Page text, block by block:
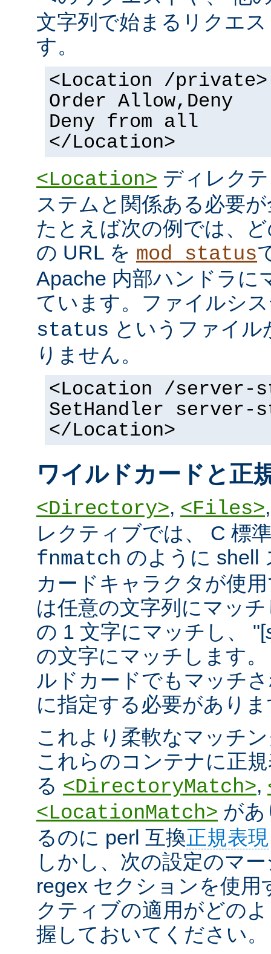
文字列で始まるリクエ
す。
<Location /private>
Order Allow,Deny
Deny from all
</Location>
<Location> ディレク
ステムと関係ある必要
たとえば次の例では、
の URL を mod_status
Apache 内部ハンドラに
ています。ファイルシ
status というファイ
りません。
<Location /server-
SetHandler server-
</Location>
ワイルドカードと正
<Directory>, <Files>
レクティブでは、 C 標
fnmatch のように shell
カードキャラクタが使
は任意の文字列にマッ
の 1 文字にマッチし、 "[
の文字にマッチします
ルドカードでもマッチ
に指定する必要があり
これより柔軟なマッチ
これらのコンテナに正
る <DirectoryMatch>,
<LocationMatch> があ
るのに perl 互換正規表現
しかし、次の設定のマ
regex セクションを使
クティブの適用がどの
握しておいてください。